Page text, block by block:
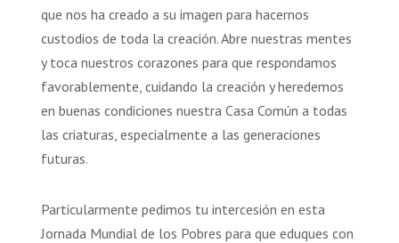
que nos ha creado a su imagen para hacernos
custodios de toda la creación. Abre nuestras mentes
y toca nuestros corazones para que respondamos
favorablemente, cuidando la creación y heredemos
en buenas condiciones nuestra Casa Común a todas
las criaturas, especialmente a las generaciones
futuras.
Particularmente pedimos tu intercesión en esta
Jornada Mundial de los Pobres para que eduques con